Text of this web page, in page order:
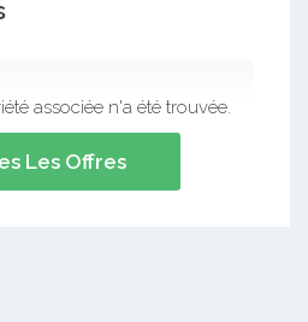
associée n'a été trouvée.
Les Offres